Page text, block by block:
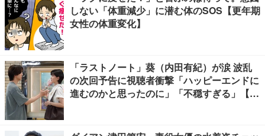
しない「体重減少」に潜む体のSOS【更年期
女性の体重変化】
「ラストノート」葵（内田有紀）が涙 波乱
の次回予告に視聴者衝撃「ハッピーエンドに
進むのかと思ったのに」「不穏すぎる」【ネ